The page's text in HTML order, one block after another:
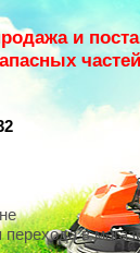
и
частей
в